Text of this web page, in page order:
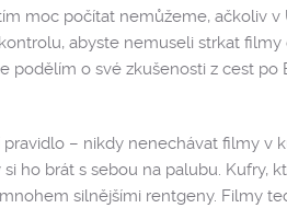
moc počítat nemůžeme, ačkoliv v
abyste nemuseli strkat
podělím o své zkušenosti z cest po
– nikdy nenechávat filmy v
ho brát s sebou na palubu. Kufry,
silnějšími rentgeny. Filmy